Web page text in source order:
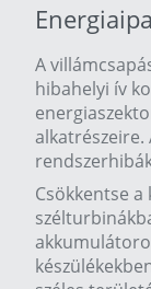
A
hibahelyi ív
alkatrészeire.
Csökkentse